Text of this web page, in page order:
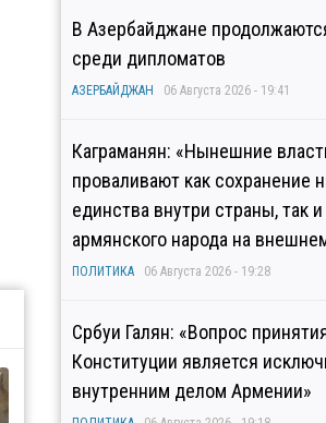
В Азербайджане
среди дипломатов
АЗЕРБАЙДЖАН 06 Августа 2026 - 19:41
Каграманян: «Нынешние
проваливают как сохранение
единства внутри страны, так
армянского народа на
ПОЛИТИКА 06 Августа 2026 - 19:28
Србуи Галян: «Вопрос
Конституции является
внутренним делом Армении»